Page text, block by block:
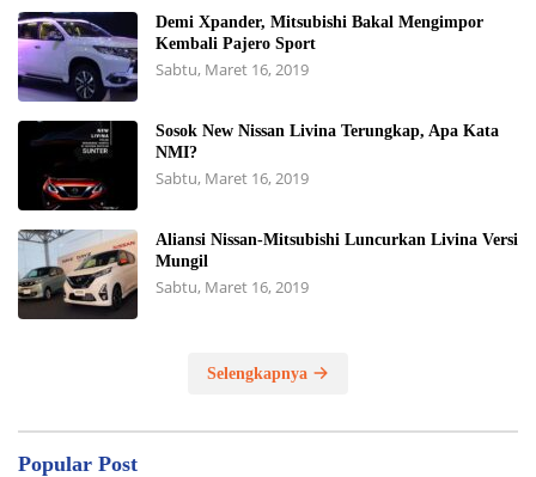
Demi Xpander, Mitsubishi Bakal Mengimpor
Kembali Pajero Sport
Sabtu, Maret 16, 2019
Sosok New Nissan Livina Terungkap, Apa Kata
NMI?
Sabtu, Maret 16, 2019
Aliansi Nissan-Mitsubishi Luncurkan Livina Versi
Mungil
Sabtu, Maret 16, 2019
Selengkapnya
Popular Post